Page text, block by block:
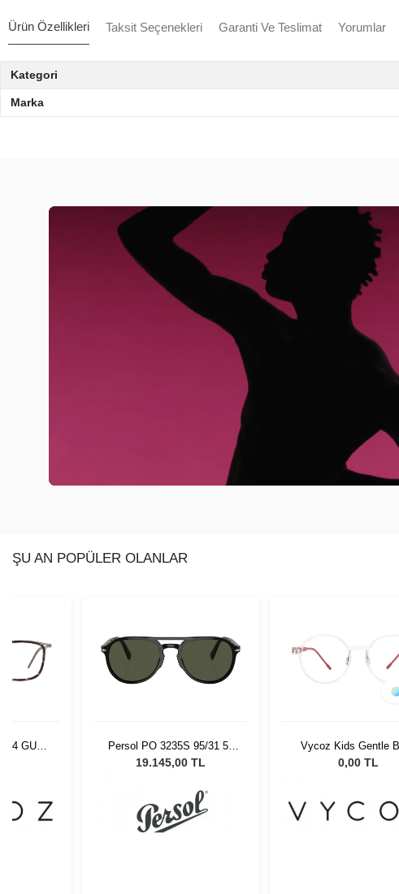
Ürün Özellikleri Taksit Seçenekleri Garanti Ve Teslimat Yorumlar
Kategori
Marka
ŞU AN POPÜLER OLANLAR
GUN-
Persol PO 3235S 95/31 55
Unisex Güneş Gözlüğü
19.145,00 TL
Vycoz Kids Gentle
CRT 46-17 135
0,00 TL